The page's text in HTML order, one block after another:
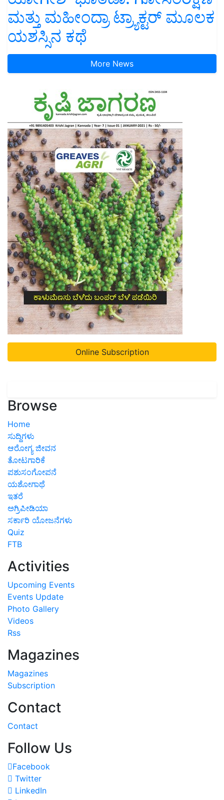
ಮತ್ತು ಮಹೀಂದ್ರಾ ಟ್ರ್ಯಾಕ್ಟರ್ ಮೂಲಕ
ಯಶಸ್ಸಿನ ಕಥೆ
More News
Online Subscription
Browse
Home
ಸುದ್ದಿಗಳು
ಆರೋಗ್ಯ ಜೀವನ
ತೋಟಗಾರಿಕೆ
ಪಶುಸಂಗೋಪನೆ
ಯಶೋಗಾಥೆ
ಇತರೆ
ಅಗ್ರಿಪೀಡಿಯಾ
ಸರ್ಕಾರಿ ಯೋಜನೆಗಳು
Quiz
FTB
Activities
Upcoming Events
Events Update
Photo Gallery
Videos
Rss
Magazines
Magazines
Subscription
Contact
Contact
Follow Us
Facebook
Twitter
LinkedIn